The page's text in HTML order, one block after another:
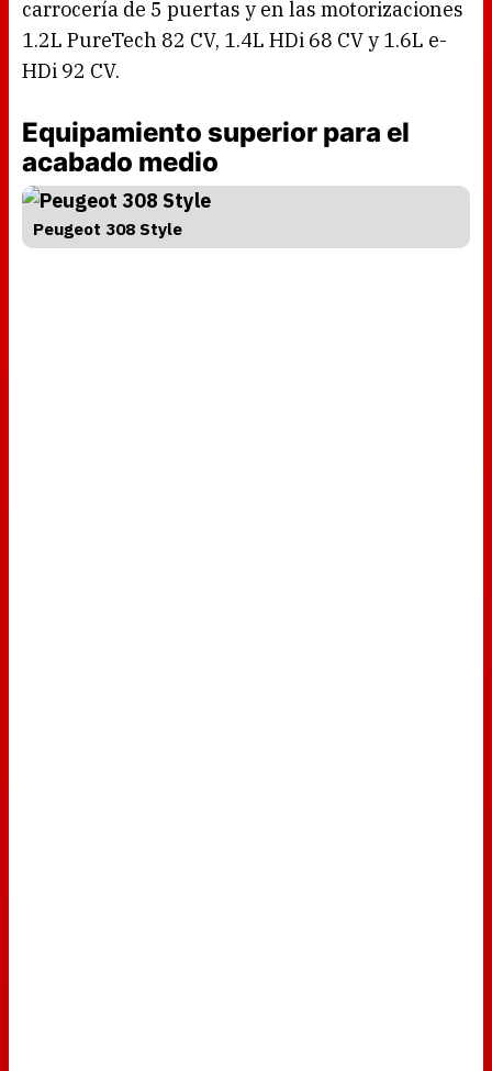
carrocería de 5 puertas y en las motorizaciones
1.2L PureTech 82 CV, 1.4L HDi 68 CV y 1.6L e-
HDi 92 CV.
Equipamiento superior para el
acabado medio
Peugeot 308 Style